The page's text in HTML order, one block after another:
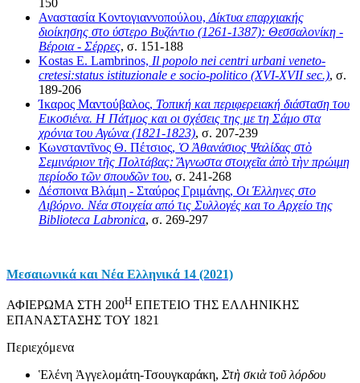
150
Αναστασία Κοντογιαννοπούλου,Δίκτυα επαρχιακής
διοίκησης στο ύστερο Βυζάντιο (1261-1387): Θεσσαλονίκη -
Βέροια - Σέρρες, σ. 151-188
Kostas E. Lambrinos, Il popolo nei centri urbani veneto-
cretesi:status istituzionale e socio-politico (XVI-XVIΙ sec.), σ.
189-206
Ίκαρος Μαντούβαλος, Τοπική και περιφερειακή διάσταση του
Εικοσιένα. Η Πάτμος και οι σχέσεις της με τη Σάμο στα
χρόνια του Αγώνα (1821-1823), σ. 207-239
Κωνσταντῖνος Θ. Πέτσιος, Ὁ Ἀθανάσιος Ψαλίδας στὸ
Σεμινάριον τῆς Πολτάβας: Ἄγνωστα στοιχεῖα ἀπὸ τὴν πρώιμη
περίοδο τῶν σπουδῶν του, σ. 241-268
Δέσποινα Βλάμη - Σταύρος Γριμάνης, Οι Έλληνες στο
Λιβόρνο. Νέα στοιχεία από τις Συλλογές και το Αρχείο της
Biblioteca Labronica, σ. 269-297
Μεσαιωνικά και Νέα Ελληνικά 14 (2021)
ΑΦΙΕΡΩΜΑ ΣΤΗ 200H ΕΠΕΤΕΙΟ ΤΗΣ ΕΛΛΗΝΙΚΗΣ
ΕΠΑΝΑΣΤΑΣΗΣ ΤΟΥ 1821
Περιεχόμενα
Ἑλένη Ἀγγελομάτη-Τσουγκαράκη, Στὴ σκιὰτοῦλόρδου